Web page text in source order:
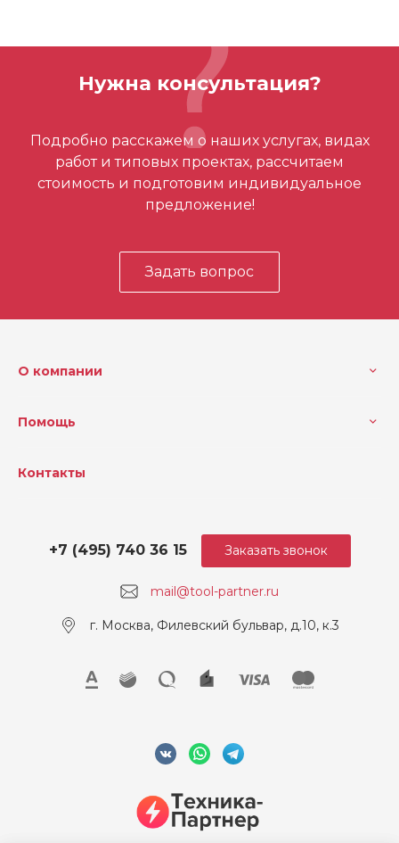
0.3765 кг
Отзывов ещё нет – ваш может стать
первым
Нужна консультация?
Подробно расскажем о наших услугах, видах
работ и типовых проектах, рассчитаем
стоимость и подготовим индивидуальное
предложение!
Задать вопрос
О компании
Помощь
Контакты
mail@tool-partner.ru
+7 (495) 740 36 15
г. Москва, Филевский бульвар, д.10, к.3
Заказать звонок